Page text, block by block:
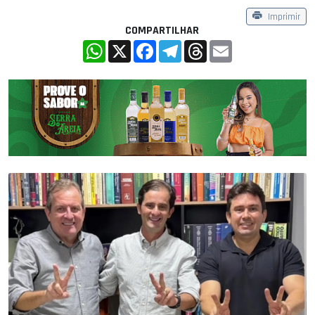
Imprimir
COMPARTILHAR
WhatsApp
X FacebookTelegramThreads